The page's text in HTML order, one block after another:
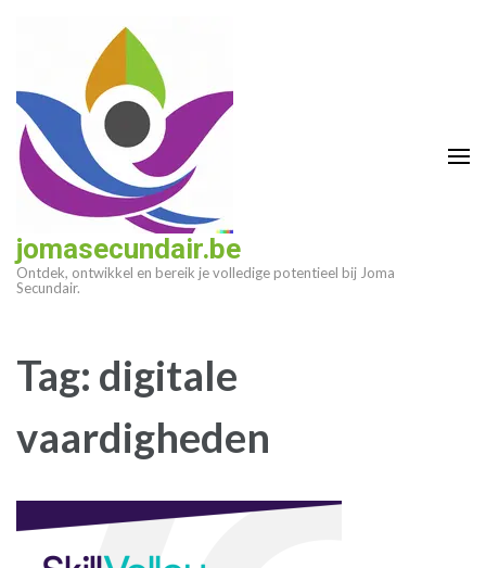
(druk
enter)
jomasecundair.be
Ontdek, ontwikkel en bereik je volledige potentieel bij Joma
Secundair.
Tag: digitale
vaardigheden